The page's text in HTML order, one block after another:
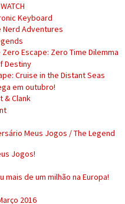
Keyboard
Nerd Adventures
Escape: Zero Time Dilemma
Destiny
Cruise in the Distant Seas
em outubro!
& Clank
Meus Jogos / The Legend
Jogos!
mais de um milhão na Europa!
2016